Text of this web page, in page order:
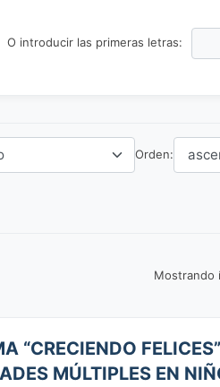
O introducir las primeras letras:
Orden:
Mostrando
“CRECIENDO
MÚLTIPLES EN